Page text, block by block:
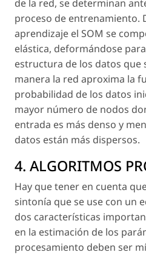
de la red, se determinan
proceso de entrenamiento.
aprendizaje el SOM se
elástica, deformándose
estructura de los datos que
manera la red aproxima la
probabilidad de los datos
mayor número de nodos
entrada es más denso y
datos están más dispersos.
4. ALGORITMOS
Hay que tener en cuenta
sintonía que se use con un
dos características
en la estimación de los
procesamiento deben ser